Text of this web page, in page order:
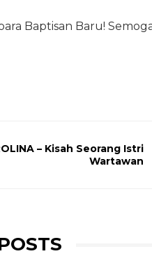
Baptisan Baru!
– Kisah Seorang Istri
Wartawan